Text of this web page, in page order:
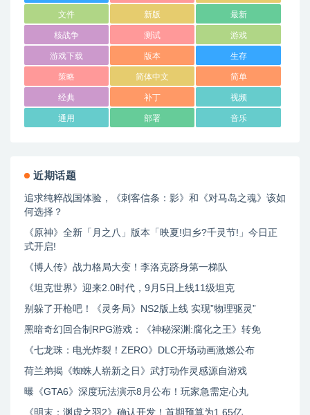
文件 新版 最新
核战争 测试 游戏
游戏下载 版本 生存
策略 简体中文 简单
经典 补丁 视频
通用 部署 音乐
近期话题
追求纯粹战国体验，《刺客信条：影》和《对马岛之魂》该如
何选择？
《原神》全新「月之八」版本「映夏!归乡?千灵节!」今日正
式开启!
《博人传》战力格局大变！李洛克跻身第一梯队
《坦克世界》迎来2.0时代，9月5日上线11级坦克
别躲了开枪吧！《灵务局》NS2版上线 实现”物理驱灵”
黑暗奇幻回合制RPG游戏：《神秘深渊:腐化之王》转免
《七龙珠：电光炸裂！ZERO》DLC开场动画激燃公布
荷兰弟揭《蜘蛛人崭新之日》武打动作灵感源自游戏
曝《GTA6》深度玩法演示8月公布！玩家急需定心丸
《明末：渊虚之羽2》确认开发！首期预算为1.65亿